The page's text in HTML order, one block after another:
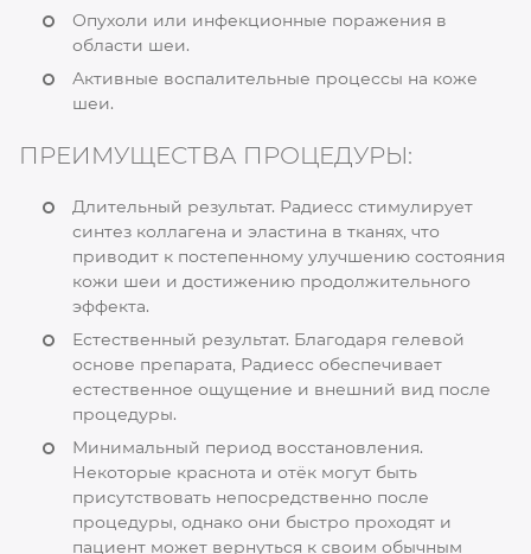
Опухоли или инфекционные поражения в
области шеи.
Активные воспалительные процессы на коже
шеи.
ПРЕИМУЩЕСТВА ПРОЦЕДУРЫ:
Длительный результат. Радиесс стимулирует
синтез коллагена и эластина в тканях, что
приводит к постепенному улучшению состояния
кожи шеи и достижению продолжительного
эффекта.
Естественный результат. Благодаря гелевой
основе препарата, Радиесс обеспечивает
естественное ощущение и внешний вид после
процедуры.
Минимальный период восстановления.
Некоторые краснота и отёк могут быть
присутствовать непосредственно после
процедуры, однако они быстро проходят и
пациент может вернуться к своим обычным